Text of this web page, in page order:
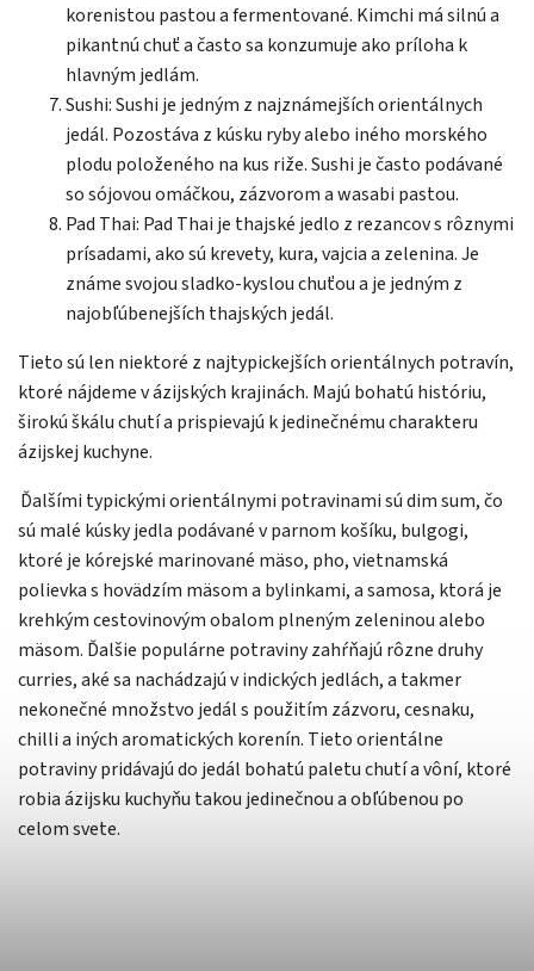
korenistou pastou a fermentované. Kimchi má silnú a
pikantnú chuť a často sa konzumuje ako príloha k
hlavným jedlám.
Sushi: Sushi je jedným z najznámejších orientálnych
jedál. Pozostáva z kúsku ryby alebo iného morského
plodu položeného na kus riže. Sushi je často podávané
so sójovou omáčkou, zázvorom a wasabi pastou.
Pad Thai: Pad Thai je thajské jedlo z rezancov s rôznymi
prísadami, ako sú krevety, kura, vajcia a zelenina. Je
známe svojou sladko-kyslou chuťou a je jedným z
najobľúbenejších thajských jedál.
Tieto sú len niektoré z najtypickejších orientálnych potravín,
ktoré nájdeme v ázijských krajinách. Majú bohatú históriu,
širokú škálu chutí a prispievajú k jedinečnému charakteru
ázijskej kuchyne.
Ďalšími typickými orientálnymi potravinami sú dim sum, čo
sú malé kúsky jedla podávané v parnom košíku, bulgogi,
ktoré je kórejské marinované mäso, pho, vietnamská
polievka s hovädzím mäsom a bylinkami, a samosa, ktorá je
krehkým cestovinovým obalom plneným zeleninou alebo
mäsom. Ďalšie populárne potraviny zahŕňajú rôzne druhy
curries, aké sa nachádzajú v indických jedlách, a takmer
nekonečné množstvo jedál s použitím zázvoru, cesnaku,
chilli a iných aromatických korenín. Tieto orientálne
potraviny pridávajú do jedál bohatú paletu chutí a vôní, ktoré
robia ázijsku kuchyňu takou jedinečnou a obľúbenou po
celom svete.